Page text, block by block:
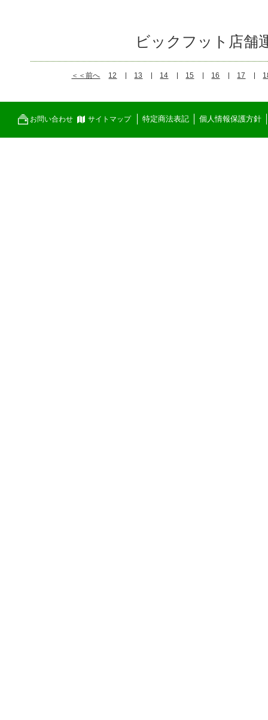
ビックフット店舗
＜＜前へ 12 13 14 15 16 17
お問い合わせ サイトマップ 特定商法表記 個人情報保護方針